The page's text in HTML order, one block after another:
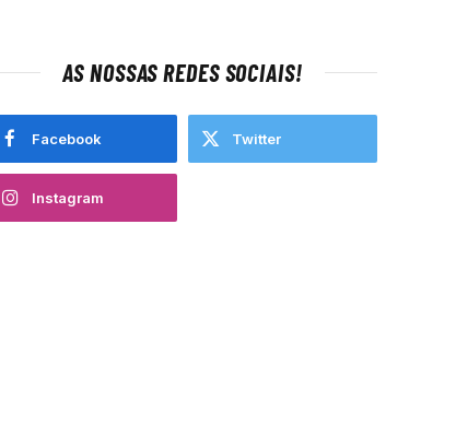
AS NOSSAS REDES SOCIAIS!
Facebook Twitter
Instagram